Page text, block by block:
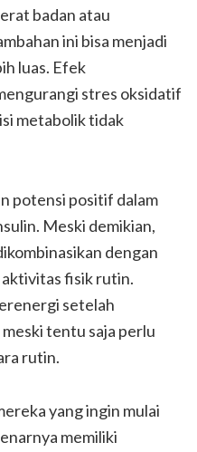
badan atau
ini bisa menjadi
luas. Efek
stres oksidatif
metabolik tidak
potensi positif dalam
Meski demikian,
dengan
aktivitas fisik rutin.
setelah
tentu saja perlu
rutin.
yang ingin mulai
memiliki